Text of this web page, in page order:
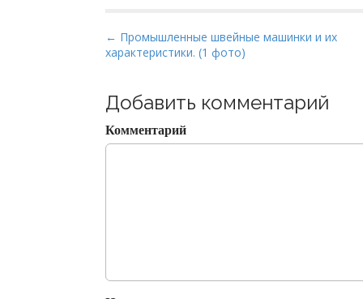
P
o
t
n
a
← Промышленные швейные машинки и их
характеристики. (1 фото)
Добавить комментарий
Комментарий